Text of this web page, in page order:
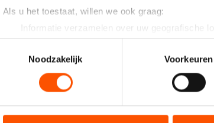
Als u het toestaat, willen we ook graag:
Informatie verzamelen over uw geografische
Uw apparaat identificeren door het actief te
Lees meer over hoe uw persoonlijke gegevens
toestemming op elk moment wijzigen of intrekken
analyseren. We delen informatie over uw gebruik
Noodzakelijk
Voorkeuren